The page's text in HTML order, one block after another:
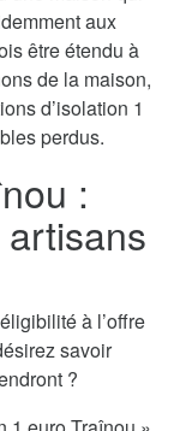
aux
être étendu à
de la maison,
d’isolation 1
perdus.
:
à l’offre
savoir
?